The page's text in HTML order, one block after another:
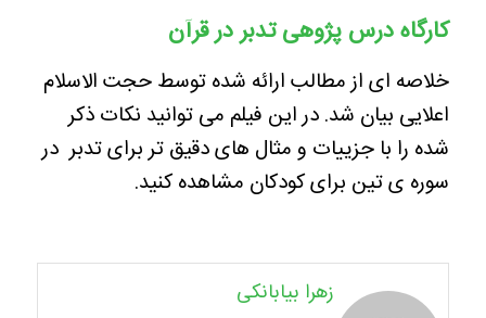
کارگاه درس پژوهی تدبر در قرآن
خلاصه ای از مطالب ارائه شده توسط حجت الاسلام
اعلایی بیان شد.در این فیلم می توانید نکات ذکر
شده را با جزییات و مثال های دقیق تر برای تدبر در
سوره ی تین برای کودکان مشاهده کنید.
زهرا بیابانکی